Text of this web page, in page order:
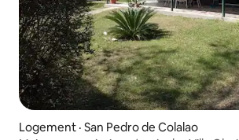
Logement · San Pedro de Colalao